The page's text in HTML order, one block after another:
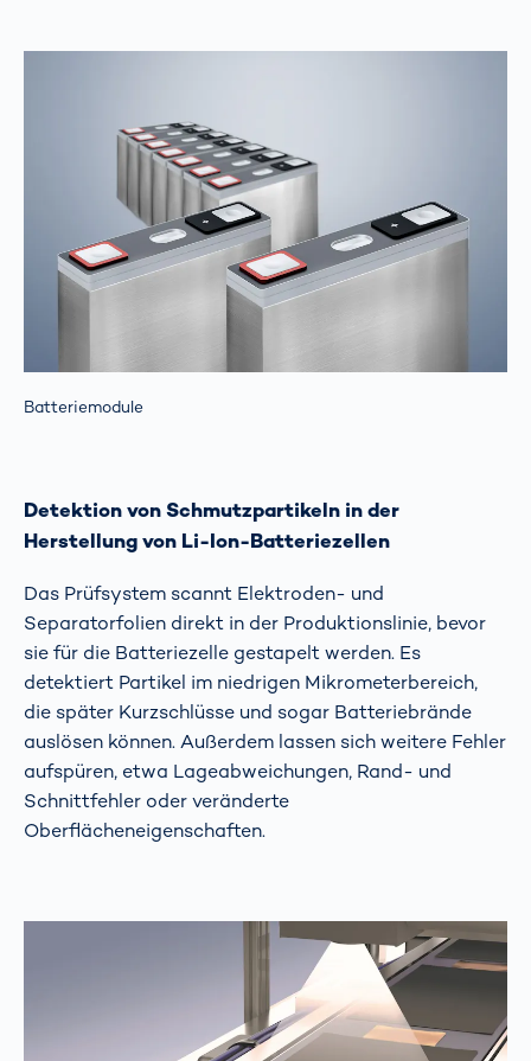
Batteriemodule
Detektion von Schmutzpartikeln in der
Herstellung von Li-Ion-Batteriezellen
Das Prüfsystem scannt Elektroden- und
Separatorfolien direkt in der Produktionslinie, bevor
sie für die Batteriezelle gestapelt werden. Es
detektiert Partikel im niedrigen Mikrometerbereich,
die später Kurzschlüsse und sogar Batteriebrände
auslösen können. Außerdem lassen sich weitere Fehler
aufspüren, etwa Lageabweichungen, Rand- und
Schnittfehler oder veränderte
Oberflächeneigenschaften.